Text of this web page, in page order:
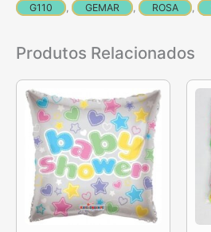
GEMAR
G110
GEMAR ROSA
Produtos Relacionados